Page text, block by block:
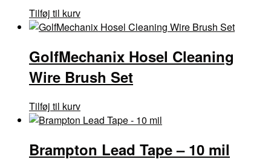
Tilføj til kurv
GolfMechanix Hosel Cleaning
Wire Brush Set
Tilføj til kurv
Brampton Lead Tape – 10 mil